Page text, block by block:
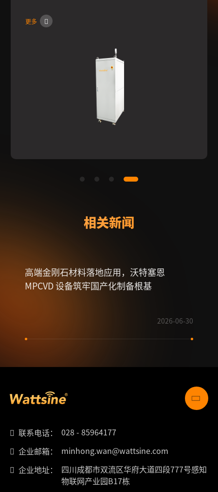
节，同时具有经过内部硬件、软件反馈控制，进一步提
更多
相关新闻
高端金刚石材料落地应用，沃特塞恩
MPCVD 设备筑牢国产化制备根基
2026-06-30
联系电话：
028 - 85964177
企业邮箱：
minhong.wan@wattsine.com
企业地址：
四川成都市双流区华府大道四段777号感知
物联网产业园B17栋